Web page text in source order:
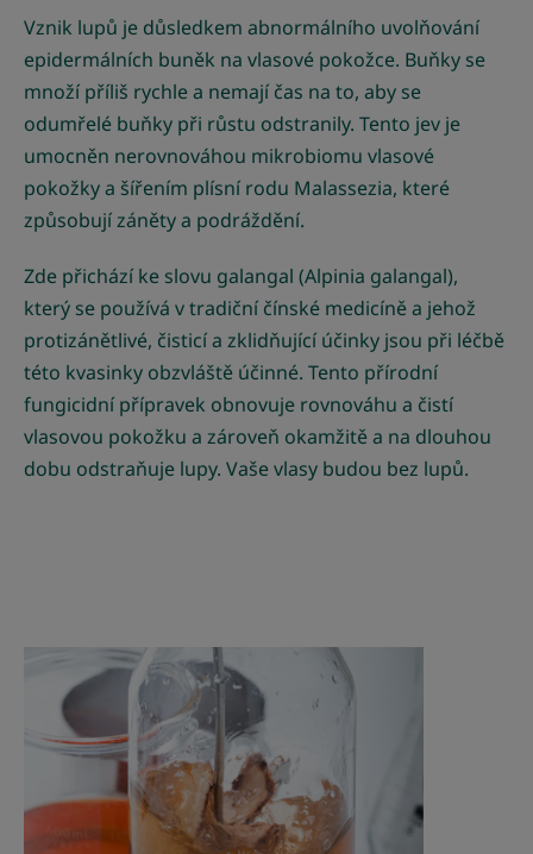
Vznik lupů je důsledkem abnormálního uvolňování
epidermálních buněk na vlasové pokožce. Buňky se
množí příliš rychle a nemají čas na to, aby se
odumřelé buňky při růstu odstranily. Tento jev je
umocněn nerovnováhou mikrobiomu vlasové
pokožky a šířením plísní rodu Malassezia, které
způsobují záněty a podráždění.
Zde přichází ke slovu galangal (Alpinia galangal),
který se používá v tradiční čínské medicíně a jehož
protizánětlivé, čisticí a zklidňující účinky jsou při léčbě
této kvasinky obzvláště účinné. Tento přírodní
fungicidní přípravek obnovuje rovnováhu a čistí
vlasovou pokožku a zároveň okamžitě a na dlouhou
dobu odstraňuje lupy. Vaše vlasy budou bez lupů.